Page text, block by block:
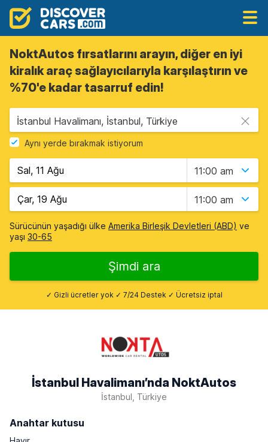
NoktAutos fırsatlarını arayın, diğer en iyi
kiralık araç sağlayıcılarıyla karşılaştırın ve
%70'e kadar tasarruf edin!
İstanbul Havalimanı, İstanbul, Türkiye
Aynı yerde bırakmak istiyorum
11:00 am
11:00 am
Sürücünün yaşadığı ülke Amerika Birleşik Devletleri (ABD) ve
yaşı 30-65
Şimdi ara
✓ Gizli ücretler yok ✓ 7/24 Destek ✓ Ücretsiz iptal
İstanbul Havalimanı’nda NoktAutos
İstanbul, Türkiye
Anahtar kutusu